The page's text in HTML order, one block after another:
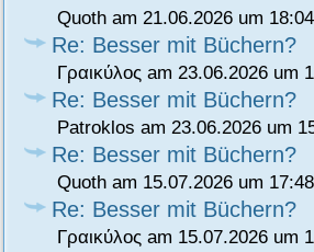
Quoth am 21.06.2026 um
Re: Besser mit Büchern?
Γραικύλος am 23.06.2026 um
Re: Besser mit Büchern?
Patroklos am 23.06.2026 um
Re: Besser mit Büchern?
Quoth am 15.07.2026 um
Re: Besser mit Büchern?
Γραικύλος am 15.07.2026 um